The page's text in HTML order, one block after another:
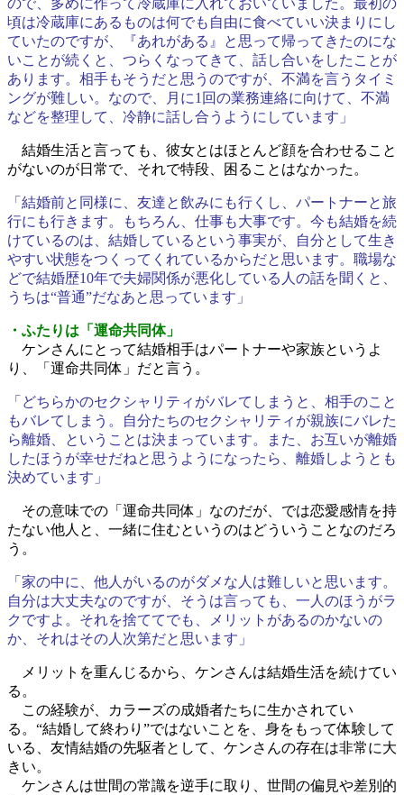
ので、多めに作って冷蔵庫に入れておいていました。最初の
頃は冷蔵庫にあるものは何でも自由に食べていい決まりにし
ていたのですが、『あれがある』と思って帰ってきたのにな
いことが続くと、つらくなってきて、話し合いをしたことが
あります。相手もそうだと思うのですが、不満を言うタイミ
ングが難しい。なので、月に1回の業務連絡に向けて、不満
などを整理して、冷静に話し合うようにしています」
結婚生活と言っても、彼女とはほとんど顔を合わせること
がないのが日常で、それで特段、困ることはなかった。
「結婚前と同様に、友達と飲みにも行くし、パートナーと旅
行にも行きます。もちろん、仕事も大事です。今も結婚を続
けているのは、結婚しているという事実が、自分として生き
やすい状態をつくってくれているからだと思います。職場な
どで結婚歴10年で夫婦関係が悪化している人の話を聞くと、
うちは“普通”だなあと思っています」
・ふたりは「運命共同体」
ケンさんにとって結婚相手はパートナーや家族というよ
り、「運命共同体」だと言う。
「どちらかのセクシャリティがバレてしまうと、相手のこと
もバレてしまう。自分たちのセクシャリティが親族にバレた
ら離婚、ということは決まっています。また、お互いが離婚
したほうが幸せだねと思うようになったら、離婚しようとも
決めています」
その意味での「運命共同体」なのだが、では恋愛感情を持
たない他人と、一緒に住むというのはどういうことなのだろ
う。
「家の中に、他人がいるのがダメな人は難しいと思います。
自分は大丈夫なのですが、そうは言っても、一人のほうがラ
クですよ。それを捨ててでも、メリットがあるのかないの
か、それはその人次第だと思います」
メリットを重んじるから、ケンさんは結婚生活を続けてい
る。
この経験が、カラーズの成婚者たちに生かされてい
る。“結婚して終わり”ではないことを、身をもって体験して
いる、友情結婚の先駆者として、ケンさんの存在は非常に大
きい。
ケンさんは世間の常識を逆手に取り、世間の偏見や差別的